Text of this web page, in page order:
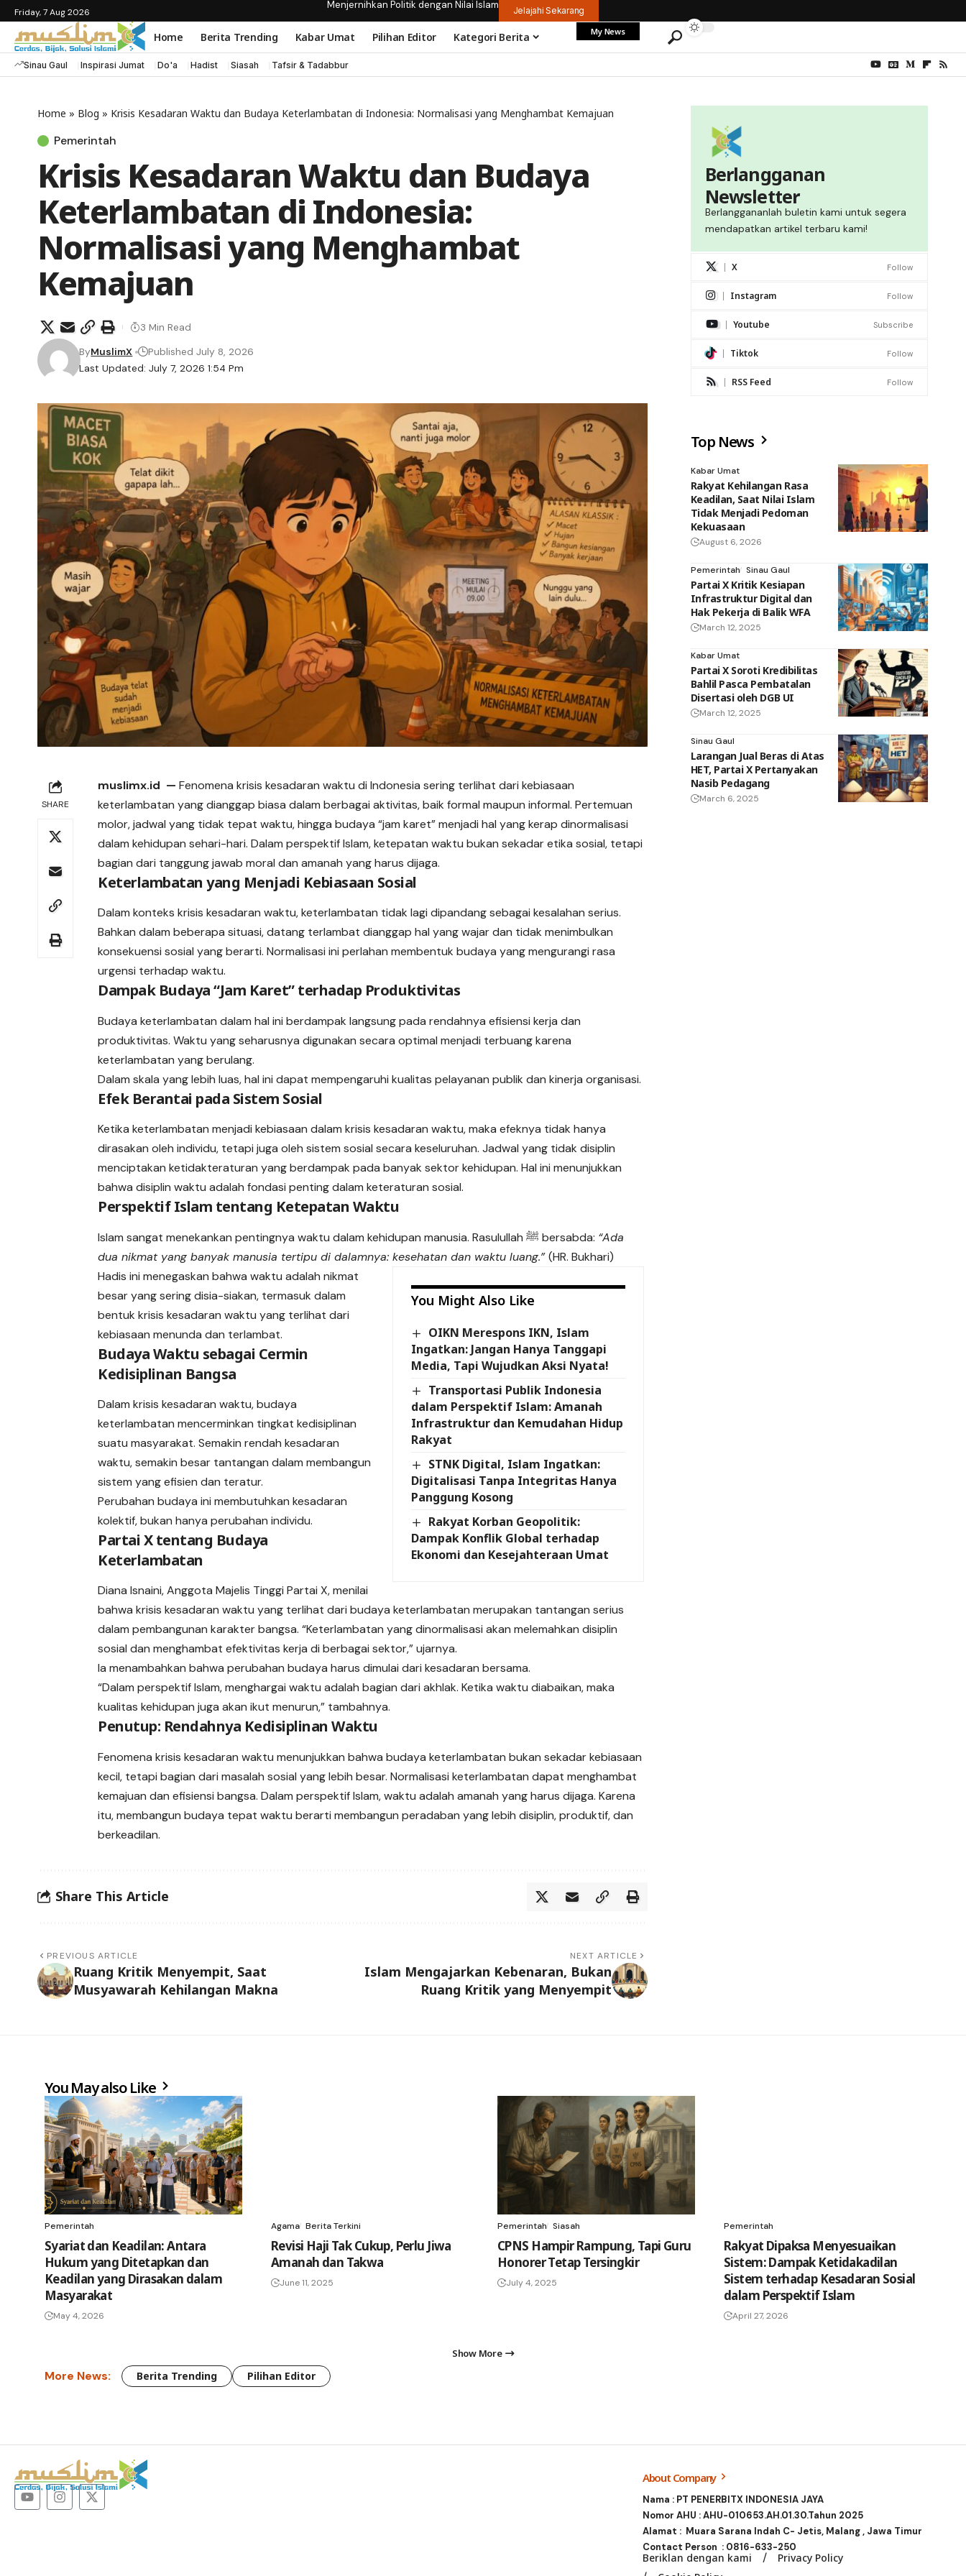
Friday, 7 Aug 2026
Menjernihkan Politik dengan Nilai Islam Jelajahi Sekarang
Home Berita Trending Kabar Umat Pilihan Editor Kategori Berita My News
Sinau Gaul Inspirasi Jumat Do'a Hadist Siasah Tafsir & Tadabbur
Home » Blog » Krisis Kesadaran Waktu dan Budaya Keterlambatan di Indonesia: Normalisasi yang Menghambat Kemajuan
Pemerintah
Krisis Kesadaran Waktu dan Budaya
Keterlambatan di Indonesia:
Normalisasi yang Menghambat
Kemajuan
Last Updated: July 7, 2026 1:54 Pm
ByMuslimX Published July 8, 2026
3 Min Read
SHARE
muslimx.id — Fenomena krisis kesadaran waktu di Indonesia sering terlihat dari kebiasaan
keterlambatan yang dianggap biasa dalam berbagai aktivitas, baik formal maupun informal. Pertemuan
molor, jadwal yang tidak tepat waktu, hingga budaya “jam karet” menjadi hal yang kerap dinormalisasi
dalam kehidupan sehari-hari. Dalam perspektif Islam, ketepatan waktu bukan sekadar etika sosial, tetapi
bagian dari tanggung jawab moral dan amanah yang harus dijaga.
Keterlambatan yang Menjadi Kebiasaan Sosial
Dalam konteks krisis kesadaran waktu, keterlambatan tidak lagi dipandang sebagai kesalahan serius.
Bahkan dalam beberapa situasi, datang terlambat dianggap hal yang wajar dan tidak menimbulkan
konsekuensi sosial yang berarti. Normalisasi ini perlahan membentuk budaya yang mengurangi rasa
urgensi terhadap waktu.
Dampak Budaya “Jam Karet” terhadap Produktivitas
Budaya keterlambatan dalam hal ini berdampak langsung pada rendahnya efisiensi kerja dan
produktivitas. Waktu yang seharusnya digunakan secara optimal menjadi terbuang karena
keterlambatan yang berulang.
Dalam skala yang lebih luas, hal ini dapat mempengaruhi kualitas pelayanan publik dan kinerja organisasi.
Efek Berantai pada Sistem Sosial
Ketika keterlambatan menjadi kebiasaan dalam krisis kesadaran waktu, maka efeknya tidak hanya
dirasakan oleh individu, tetapi juga oleh sistem sosial secara keseluruhan. Jadwal yang tidak disiplin
menciptakan ketidakteraturan yang berdampak pada banyak sektor kehidupan. Hal ini menunjukkan
bahwa disiplin waktu adalah fondasi penting dalam keteraturan sosial.
Perspektif Islam tentang Ketepatan Waktu
Islam sangat menekankan pentingnya waktu dalam kehidupan manusia. Rasulullah ﷺ bersabda: “Ada
dua nikmat yang banyak manusia tertipu di dalamnya: kesehatan dan waktu luang.”(HR. Bukhari)
You Might Also Like
OIKN Merespons IKN, Islam
Ingatkan: Jangan Hanya Tanggapi
Media, Tapi Wujudkan Aksi Nyata!
Transportasi Publik Indonesia
dalam Perspektif Islam: Amanah
Infrastruktur dan Kemudahan Hidup
Rakyat
STNK Digital, Islam Ingatkan:
Digitalisasi Tanpa Integritas Hanya
Panggung Kosong
Rakyat Korban Geopolitik:
Dampak Konflik Global terhadap
Ekonomi dan Kesejahteraan Umat
Hadis ini menegaskan bahwa waktu adalah nikmat
besar yang sering disia-siakan, termasuk dalam
bentuk krisis kesadaran waktu yang terlihat dari
kebiasaan menunda dan terlambat.
Budaya Waktu sebagai Cermin
Kedisiplinan Bangsa
Dalam krisis kesadaran waktu, budaya
keterlambatan mencerminkan tingkat kedisiplinan
suatu masyarakat. Semakin rendah kesadaran
waktu, semakin besar tantangan dalam membangun
sistem yang efisien dan teratur.
Perubahan budaya ini membutuhkan kesadaran
kolektif, bukan hanya perubahan individu.
Partai X tentang Budaya
Keterlambatan
Diana Isnaini, Anggota Majelis Tinggi Partai X, menilai
bahwa krisis kesadaran waktu yang terlihat dari budaya keterlambatan merupakan tantangan serius
dalam pembangunan karakter bangsa. “Keterlambatan yang dinormalisasi akan melemahkan disiplin
sosial dan menghambat efektivitas kerja di berbagai sektor,” ujarnya.
Ia menambahkan bahwa perubahan budaya harus dimulai dari kesadaran bersama.
“Dalam perspektif Islam, menghargai waktu adalah bagian dari akhlak. Ketika waktu diabaikan, maka
kualitas kehidupan juga akan ikut menurun,” tambahnya.
Penutup: Rendahnya Kedisiplinan Waktu
Fenomena krisis kesadaran waktu menunjukkan bahwa budaya keterlambatan bukan sekadar kebiasaan
kecil, tetapi bagian dari masalah sosial yang lebih besar. Normalisasi keterlambatan dapat menghambat
kemajuan dan efisiensi bangsa. Dalam perspektif Islam, waktu adalah amanah yang harus dijaga. Karena
itu, membangun budaya tepat waktu berarti membangun peradaban yang lebih disiplin, produktif, dan
berkeadilan.
Share This Article
PREVIOUS ARTICLE
Ruang Kritik Menyempit, Saat
Musyawarah Kehilangan Makna
NEXT ARTICLE
Islam Mengajarkan Kebenaran, Bukan
Ruang Kritik yang Menyempit
Berlangganan
Newsletter
Berlanggananlah buletin kami untuk segera
mendapatkan artikel terbaru kami!
X Follow
Instagram Follow
Youtube Subscribe
Tiktok Follow
RSS Feed Follow
Top News
Kabar Umat
Rakyat Kehilangan Rasa
Keadilan, Saat Nilai Islam
Tidak Menjadi Pedoman
Kekuasaan
August 6, 2026
Pemerintah Sinau Gaul
Partai X Kritik Kesiapan
Infrastruktur Digital dan
Hak Pekerja di Balik WFA
March 12, 2025
Kabar Umat
Partai X Soroti Kredibilitas
Bahlil Pasca Pembatalan
Disertasi oleh DGB UI
March 12, 2025
Sinau Gaul
Larangan Jual Beras di Atas
HET, Partai X Pertanyakan
Nasib Pedagang
March 6, 2025
You May also Like
Pemerintah
Syariat dan Keadilan: Antara
Hukum yang Ditetapkan dan
Keadilan yang Dirasakan dalam
Masyarakat
May 4, 2026
Agama Berita Terkini
Revisi Haji Tak Cukup, Perlu Jiwa
Amanah dan Takwa
June 11, 2025
Pemerintah Siasah
CPNS Hampir Rampung, Tapi Guru
Honorer Tetap Tersingkir
July 4, 2025
Pemerintah
Rakyat Dipaksa Menyesuaikan
Sistem: Dampak Ketidakadilan
Sistem terhadap Kesadaran Sosial
dalam Perspektif Islam
April 27, 2026
Show More
More News: Berita Trending Pilihan Editor
About Company
Nama : PT PENERBITX INDONESIA JAYA
Nomor AHU : AHU-010653.AH.01.30.Tahun 2025
Alamat : Muara Sarana Indah C- Jetis, Malang , Jawa Timur
Contact Person : 0816-633-250
Beriklan dengan kami
Privacy Policy